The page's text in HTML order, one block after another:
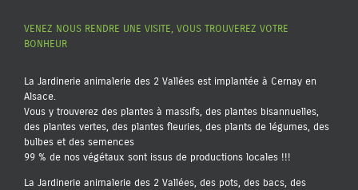
VENEZ NOUS RENDRE UNE VISITE, VOUS TROUVEREZ VOTRE
BONHEUR
La Jardinerie animalerie des 2 Vallées est implantée à Cernay en
Alsace.
Vous y trouverez des plantes à massifs, des plantes bisannuelles,
des plantes vertes, des plantes fleuries, des plants de légumes, des
bulbes et des semences
99 % de nos végétaux sont issus de productions locales !!!
La Jardinerie animalerie des 2 Vallées, des pots, des bacs, des